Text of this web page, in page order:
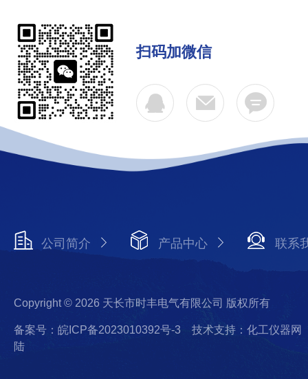
扫码加微信
公司简介 产品中心 联系
Copyright © 2026 天长市时丰电气有限公司 版权所有
备案号：皖ICP备2023010392号-3
技术支持：化工仪器网
陆